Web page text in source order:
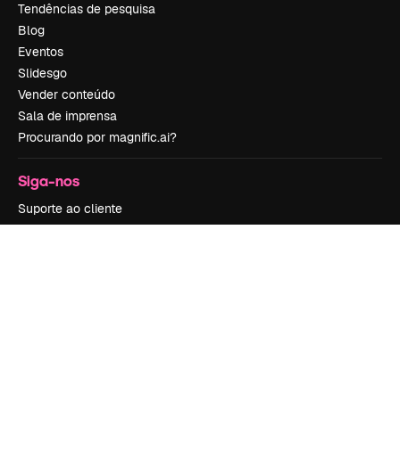
Tendências de pesquisa
Blog
Eventos
Slidesgo
Vender conteúdo
Sala de imprensa
Procurando por magnific.ai?
Siga-nos
Suporte ao cliente
Instagram